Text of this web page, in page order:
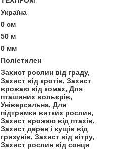
Україна
0 см
50 м
0 мм
Поліетилен
Захист рослин від граду,
Захист від кротів, Захист
врожаю від комах, Для
пташиних вольєрів,
Універсальна, Для
підтримки витких рослин,
Захист врожаю від птахів,
Захист дерев і кущів від
гризунів, Захист від вітру,
Захист рослин від сонця